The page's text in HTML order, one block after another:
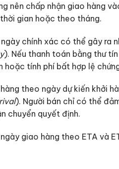
nên chấp nhận giao hàng
gian hoặc theo tháng.
chính xác có thể gây ra
). Nếu thanh toán bằng thư
hoặc tính phí bất hợp lệ
theo ngày dự kiến khởi
). Người bán chỉ có thể
chuyển quyết định.
giao hàng theo ETA và